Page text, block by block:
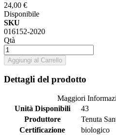
24,00 €
Disponibile
SKU
016152-2020
Qtà
Aggiungi al Carrello
Dettagli del prodotto
Maggiori
Unità Disponibili
43
Produttore
Tenuta
Certificazione
biologico